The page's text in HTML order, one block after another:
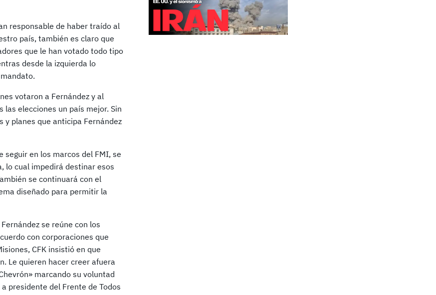
responsable de haber traído al
país, también es claro que
que le han votado todo tipo
desde la izquierda lo
votaron a Fernández y al
las elecciones un país mejor. Sin
y planes que anticipa Fernández
seguir en los marcos del FMI, se
lo cual impedirá destinar esos
se continuará con el
diseñado para permitir la
se reúne con los
con corporaciones que
CFK insistió en que
Le quieren hacer creer afuera
marcando su voluntad
presidente del Frente de Todos